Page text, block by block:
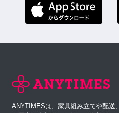
ANYTIMESは、家具組み立てや配送